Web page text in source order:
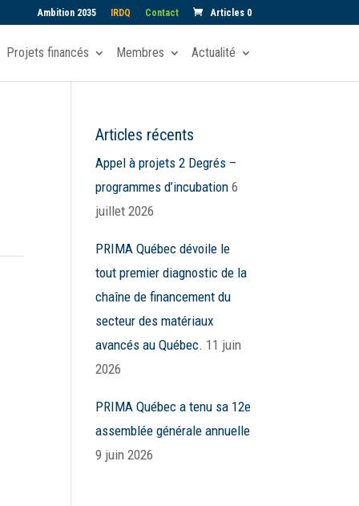
Ambition 2035 IRDQ Contact Articles 0
Projets financés Membres Actualité
Articles récents
Appel à projets 2 Degrés –
programmes d’incubation 6
juillet 2026
PRIMA Québec dévoile le
tout premier diagnostic de la
chaîne de financement du
secteur des matériaux
avancés au Québec. 11 juin
2026
PRIMA Québec a tenu sa 12e
assemblée générale annuelle
9 juin 2026